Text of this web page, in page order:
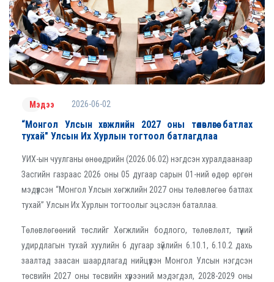
Мэдээ 2026-06-02
“Монгол Улсын хөгжлийн 2027 оны төлөвлөгөө батлах
тухай" Улсын Их Хурлын тогтоол батлагдлаа
УИХ-ын чуулганы өнөөдрийн (2026.06.02) нэгдсэн хуралдаанаар
Засгийн газраас 2026 оны 05 дугаар сарын 01-ний өдөр өргөн
мэдүүлсэн “Монгол Улсын хөгжлийн 2027 оны төлөвлөгөө батлах
тухай” Улсын Их Хурлын тогтоолыг эцэслэн баталлаа.
Төлөвлөгөөний төслийг Хөгжлийн бодлого, төлөвлөлт, түүний
удирдлагын тухай хуулийн 6 дугаар зүйлийн 6.10.1, 6.10.2 дахь
заалтад заасан шаардлагад нийцүүлэн Монгол Улсын нэгдсэн
төсвийн 2027 оны төсвийн хүрээний мэдэгдэл, 2028-2029 оны